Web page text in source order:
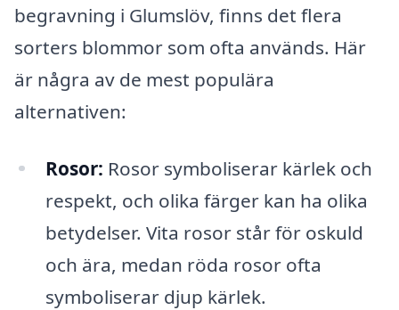
begravning i Glumslöv, finns det flera
sorters blommor som ofta används. Här
är några av de mest populära
alternativen:
Rosor: Rosor symboliserar kärlek och
respekt, och olika färger kan ha olika
betydelser. Vita rosor står för oskuld
och ära, medan röda rosor ofta
symboliserar djup kärlek.